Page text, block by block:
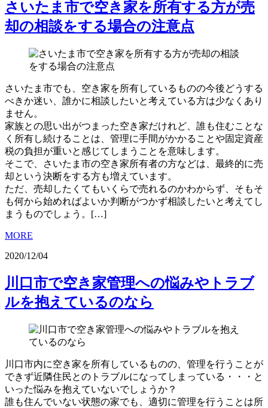
さいたま市で空き家を所有する方が売
却の相談をする場合の注意点
さいたま市でも、空き家を所有しているものの今後どうする
べきか迷い、誰かに相談したいと考えている方は少なくあり
ません。
家族との思い出がつまった空き家だけれど、誰も住むことな
く所有し続けることは、管理に手間がかかることや固定資産
税の負担が重いと感じてしまうことを意味します。
そこで、さいたま市の空き家所有者の方などは、最終的に売
却という決断をする方も増えています。
ただ、売却したくてもいくらで売れるのかわからず、そもそ
も何から始めればよいか判断がつかず相談したいと考えてし
まうものでしょう。[…]
MORE
2020/12/04
川口市で空き家管理への悩みやトラブ
ルを抱えているのなら
川口市内に空き家を所有しているものの、管理を行うことが
できず近隣住民とのトラブルになってしまっている・・・と
いった悩みを抱えていないでしょうか？
誰も住んでいない状態の家でも、適切に管理を行うことは所